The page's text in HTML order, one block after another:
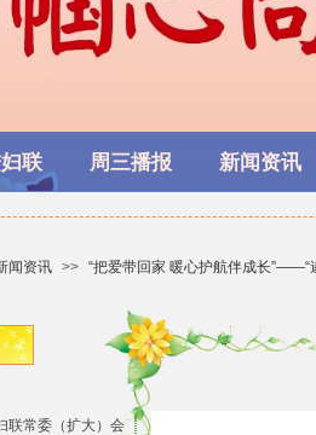
联 周三播报 新闻资讯
闻资讯 >> “把爱带回家 暖心护航伴成长”——“
联常委（扩大）会